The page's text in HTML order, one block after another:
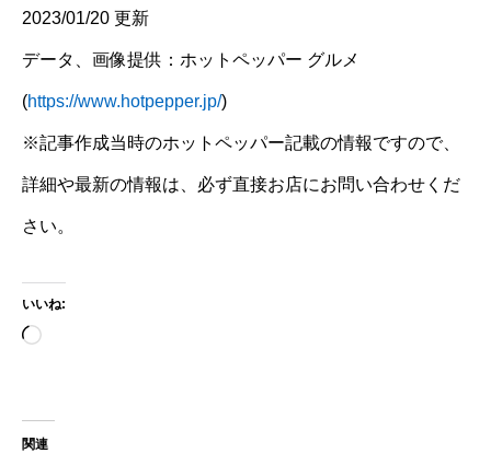
2023/01/20 更新
データ、画像提供：ホットペッパー グルメ
(https://www.hotpepper.jp/)
※記事作成当時のホットペッパー記載の情報ですので、
詳細や最新の情報は、必ず直接お店にお問い合わせくだ
さい。
いいね:
読
関連